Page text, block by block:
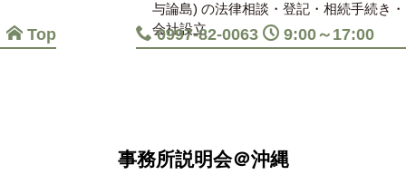
Top 0997-82-0063 9:00～17:00
与論島) の法律相談・登記・相続手続き・
会社設立
事務所説明会＠沖縄